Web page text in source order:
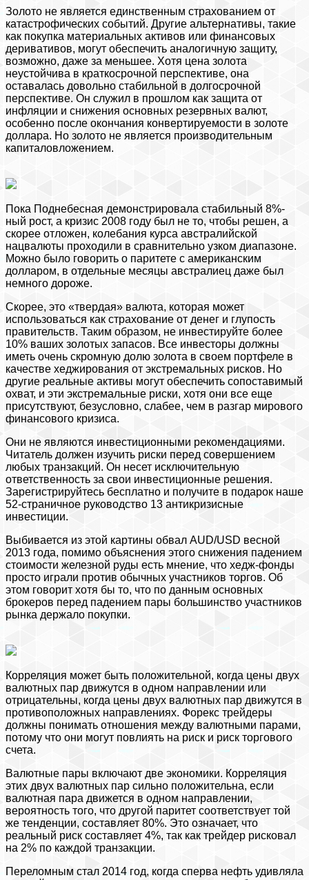
Золото не является единственным страхованием от
катастрофических событий. Другие альтернативы, такие
как покупка материальных активов или финансовых
деривативов, могут обеспечить аналогичную защиту,
возможно, даже за меньшее. Хотя цена золота
неустойчива в краткосрочной перспективе, она
оставалась довольно стабильной в долгосрочной
перспективе. Он служил в прошлом как защита от
инфляции и снижения основных резервных валют,
особенно после окончания конвертируемости в золоте
доллара. Но золото не является производительным
капиталовложением.
Пока Поднебесная демонстрировала стабильный 8%-
ный рост, а кризис 2008 году был не то, чтобы решен, а
скорее отложен, колебания курса австралийской
нацвалюты проходили в сравнительно узком диапазоне.
Можно было говорить о паритете c американским
долларом, в отдельные месяцы австралиец даже был
немного дороже.
Скорее, это «твердая» валюта, которая может
использоваться как страхование от денег и глупость
правительств. Таким образом, не инвестируйте более
10% ваших золотых запасов. Все инвесторы должны
иметь очень скромную долю золота в своем портфеле в
качестве хеджирования от экстремальных рисков. Но
другие реальные активы могут обеспечить сопоставимый
охват, и эти экстремальные риски, хотя они все еще
присутствуют, безусловно, слабее, чем в разгар мирового
финансового кризиса.
Они не являются инвестиционными рекомендациями.
Читатель должен изучить риски перед совершением
любых транзакций. Он несет исключительную
ответственность за свои инвестиционные решения.
Зарегистрируйтесь бесплатно и получите в подарок наше
52-страничное руководство 13 антикризисные
инвестиции.
Выбивается из этой картины обвал AUD/USD весной
2013 года, помимо объяснения этого снижения падением
стоимости железной руды есть мнение, что хедж-фонды
просто играли против обычных участников торгов. Об
этом говорит хотя бы то, что по данным основных
брокеров перед падением пары большинство участников
рынка держало покупки.
Корреляция может быть положительной, когда цены двух
валютных пар движутся в одном направлении или
отрицательны, когда цены двух валютных пар движутся в
противоположных направлениях. Форекс трейдеры
должны понимать отношения между валютными парами,
потому что они могут повлиять на риск и риск торгового
счета.
Валютные пары включают две экономики. Корреляция
этих двух валютных пар сильно положительна, если
валютная пара движется в одном направлении,
вероятность того, что другой паритет соответствует той
же тенденции, составляет 80%. Это означает, что
реальный риск составляет 4%, так как трейдер рисковал
на 2% по каждой транзакции.
Переломным стал 2014 год, когда сперва нефть удивляла